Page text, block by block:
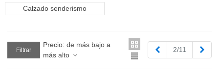
Calzado senderismo
Filtrar
Precio: de más bajo a
más alto
Anterior
2/11